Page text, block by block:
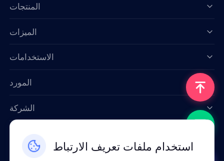
استخدام ملفات تعريف الارتباط
المنتجات
الميزات
الاستخدامات
المورد
الشركة
Email: support@smartproxy.org